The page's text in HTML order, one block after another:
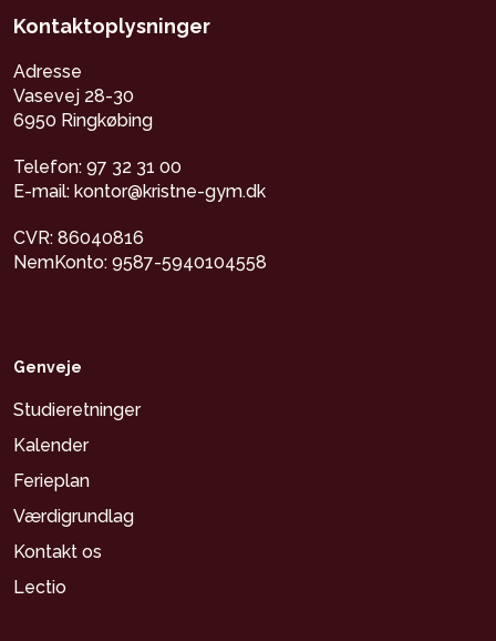
Kontaktoplysninger
Adresse
Vasevej 28-30
6950 Ringkøbing
Telefon: 97 32 31 00
E-mail: kontor@kristne-gym.dk
CVR: 86040816
NemKonto: 9587-5940104558
Genveje
Studieretninger
Kalender
Ferieplan
Værdigrundlag
Kontakt os
Lectio